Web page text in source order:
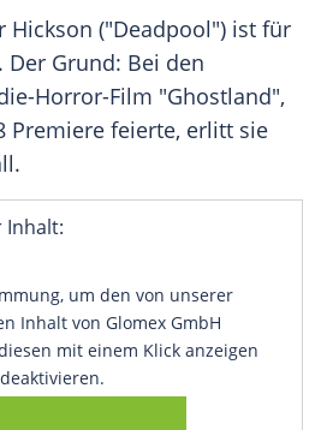
Hickson ("Deadpool") ist für
Der Grund: Bei den
Horror-Film "Ghostland",
Premiere feierte, erlitt sie
.
Inhalt:
um den von unserer
Inhalt von Glomex GmbH
mit einem Klick anzeigen